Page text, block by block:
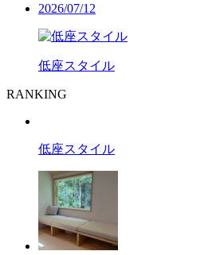
2026/07/12
低座スタイル
RANKING
低座スタイル